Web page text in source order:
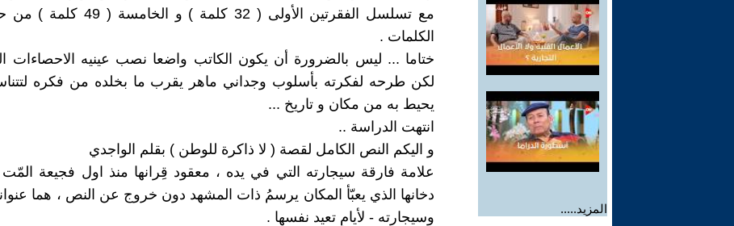
المزيد.....
مع تسلسل الفقرتين الأولى ( 32 كلمة ) و
الكلمات .
ختاما ... ليس بالضرورة أن يكون الكاتب واضعا نصب عينيه الاحصاءات
لكن طرحه لفكرته بأسلوب وجداني ماهر يقرب ما بخلده من فكره
يحيط به من مكان و تاريخ ...
انتهت الدراسة ..
و اليكم النص الكامل لقصة ( لا ذاكرة للوطن ) بقلم الواجدي
علامة فارقة سيجارته التي في يده ، معقود قِرانها منذ اول فجيعة
دخانها الذي يعبّأ المكان يرسمُ ذات المشهد دون خروج عن النص ، هما
وسيجارته - لأيامٍ تعيد نفسها .